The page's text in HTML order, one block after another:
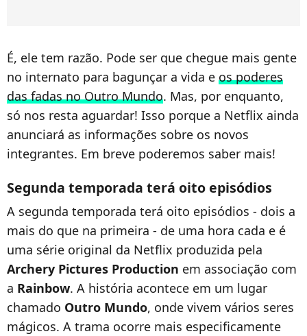
É, ele tem razão. Pode ser que chegue mais gente
no internato para bagunçar a vida e os poderes
das fadas no Outro Mundo. Mas, por enquanto,
só nos resta aguardar! Isso porque a Netflix ainda
anunciará as informações sobre os novos
integrantes. Em breve poderemos saber mais!
Segunda temporada terá oito episódios
A segunda temporada terá oito episódios - dois a
mais do que na primeira - de uma hora cada e é
uma série original da Netflix produzida pela
Archery Pictures Production em associação com
a Rainbow. A história acontece em um lugar
chamado Outro Mundo, onde vivem vários seres
mágicos. A trama ocorre mais especificamente